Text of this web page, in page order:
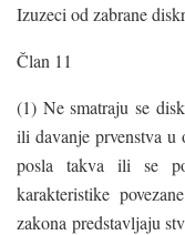
Izuzeci od zabrane
Član 11
(1) Ne smatraju se
ili davanje prvenstva u
posla takva ili se
karakteristike
zakona predstavljaju